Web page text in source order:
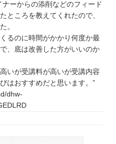
ーからの添削などのフィード
ところを教えてくれたので、
。
るのに時間がかかり何度か最
、底は改善した方がいいのか
いが受講料が高いが受講内容
はおすすめだと思います。”
dhw-